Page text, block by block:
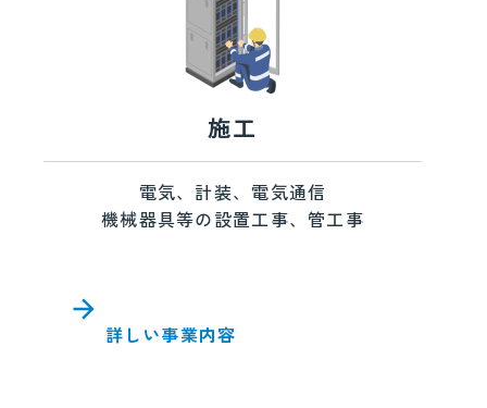
施工
電気、計装、電気通信
機械器具等の設置工事、管工事
詳しい事業内容